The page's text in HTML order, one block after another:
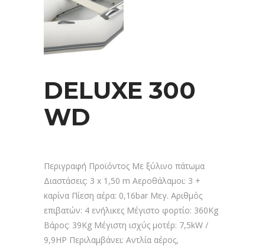
DELUXE 300
WD
Περιγραφή Προϊόντος Με ξύλινο πάτωμα
Διαστάσεις: 3 x 1,50 m Αεροθάλαμοι: 3 +
καρίνα Πίεση αέρα: 0,16bar Μεγ. Αριθμός
επιβατών: 4 ενήλικες Μέγιστο φορτίο: 360Kg
Βάρος: 39Kg Μέγιστη ισχύς μοτέρ: 7,5kW /
9,9HP Περιλαμβάνει: Αντλία αέρος,